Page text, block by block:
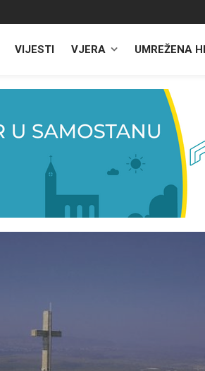
VIJESTI VJERA UMREŽENA